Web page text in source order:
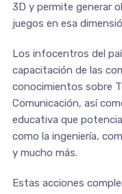
3D y permite generar
juegos en esa
Los infocentros del
capacitación de las
conocimientos sobre
Comunicación, así
educativa que
como la ingeniería,
y mucho más.
Estas acciones